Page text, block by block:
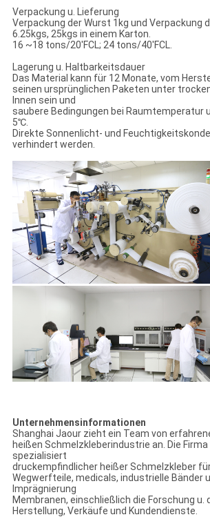
Verpackung u. Lieferung
Verpackung der Wurst 1kg und Verpackung
6.25kgs, 25kgs in einem Karton.
16 ~18 tons/20'FCL; 24 tons/40'FCL.
Lagerung u. Haltbarkeitsdauer
Das Material kann für 12 Monate, vom
seinen ursprünglichen Paketen unter
Innen sein und
saubere Bedingungen bei Raumtemperatur
5℃.
Direkte Sonnenlicht- und
verhindert werden.
Unternehmensinformationen
Shanghai Jaour zieht ein Team von
heißen Schmelzkleberindustrie an. Die
spezialisiert
druckempfindlicher heißer Schmelzkleber
Wegwerfteile, medicals, industrielle Bänder
Imprägnierung
Membranen, einschließlich die Forschung u.
Herstellung, Verkäufe und Kundendienste.